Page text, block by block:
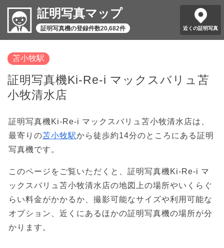
証明写真マップ
証明写真機の登録件数20,682件 近くの証明写真
苫小牧駅
証明写真機Ki-Re-i マックスバリュ苫
小牧清水店
証明写真機Ki-Re-i マックスバリュ苫小牧清水店は、
最寄りの苫小牧駅から徒歩約14分のところにある証明
写真機です。
このページをご覧いただくと、証明写真機Ki-Re-i マ
ックスバリュ苫小牧清水店の地図上の場所やいくらぐ
らい料金がかかるか、撮影可能なサイズや利用可能な
オプション、近くにあるほかの証明写真機の場所が分
かります。